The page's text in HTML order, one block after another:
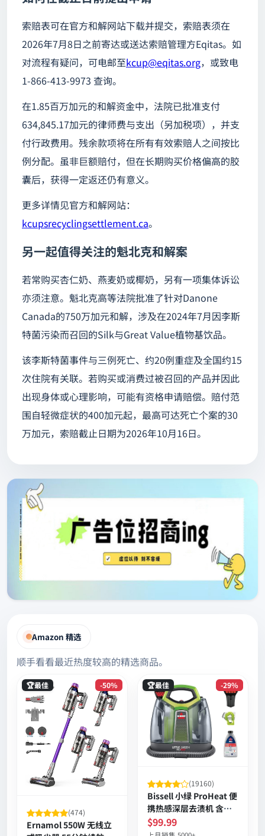
索赔表可在官方和解网站下载并提交，索赔表须在
2026年7月8日之前寄达或送达索赔管理方Eqitas。如
对流程有疑问，可电邮至kcup@eqitas.org，或致电
1‑866‑413‑9973 查询。
在1.85百万加元的和解资金中，法院已批准支付
634,845.17加元的律师费与支出（另加税项），并支
付行政费用。残余款项将在所有有效索赔人之间按比
例分配。虽非巨额赔付，但在长期购买价格偏高的胶
囊后，获得一定返还仍有意义。
更多详情见官方和解网站：
kcupsrecyclingsettlement.ca。
另一起值得关注的魁北克和解案
若常购买杏仁奶、燕麦奶或椰奶，另有一项集体诉讼
亦须注意。魁北克高等法院批准了针对Danone
Canada的750万加元和解，涉及在2024年7月因李斯
特菌污染而召回的Silk与Great Value植物基饮品。
该李斯特菌事件与三例死亡、约20例重症及全国约15
次住院有关联。若购买或消费过被召回的产品并因此
出现身体或心理影响，可能有资格申请赔偿。赔付范
围自轻微症状的400加元起，最高可达死亡个案的30
万加元，索赔截止日期为2026年10月16日。
Amazon 精选
顺手看看最近热度较高的精选商品。
-50%
🏆最佳
(474)
Ernamol 550W 无线立
-29%
🏆最佳
(19160)
Bissell 小绿 ProHeat 便
携热感深层去渍机 含
HydroRinse 自洁软管
汽车与布艺专用 强力吸
$99.99